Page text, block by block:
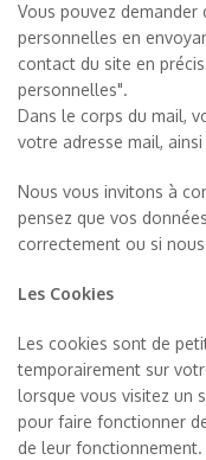
Vous pouvez
personnelles en
contact du site en
personnelles".
Dans le corps du mail,
votre adresse mail,
Nous vous invitons à
pensez que vos
correctement ou si
Les Cookies
Les cookies sont de
temporairement sur
lorsque vous visitez un
pour faire fonctionner
de leur